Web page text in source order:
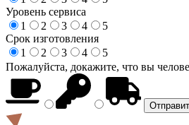
Уровень сервиса
1
2 3 4
5
Срок изготовления
1
2 3 4
5
Пожалуйста, докажите, что вы